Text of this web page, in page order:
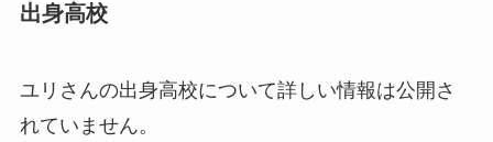
出身高校
ユリさんの出身高校について詳しい情報は公開さ
れていません。